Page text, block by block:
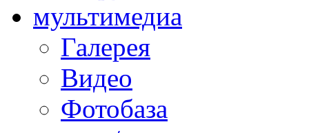
мультимедиа
Галерея
Видео
Фотобаза